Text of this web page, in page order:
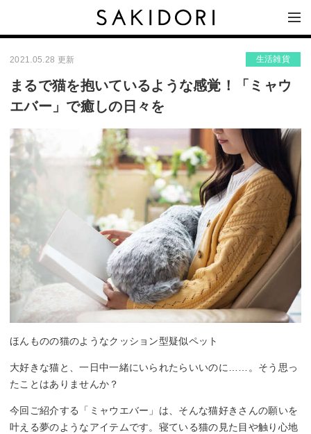
2021.05.28 更新 生活雑貨
まるで猫を抱いているような感覚！「ミャウ
エバー」で癒しの日々を
ほんものの猫のようなクッション型疑似ペット
大好きな猫と、一日中一緒にいられたらいいのに……。そう思っ
たことはありませんか？
今回ご紹介する「ミャウエバー」は、そんな猫好きさんの願いを
叶える夢のようなアイテムです。寝ている猫の見た目や触り心地